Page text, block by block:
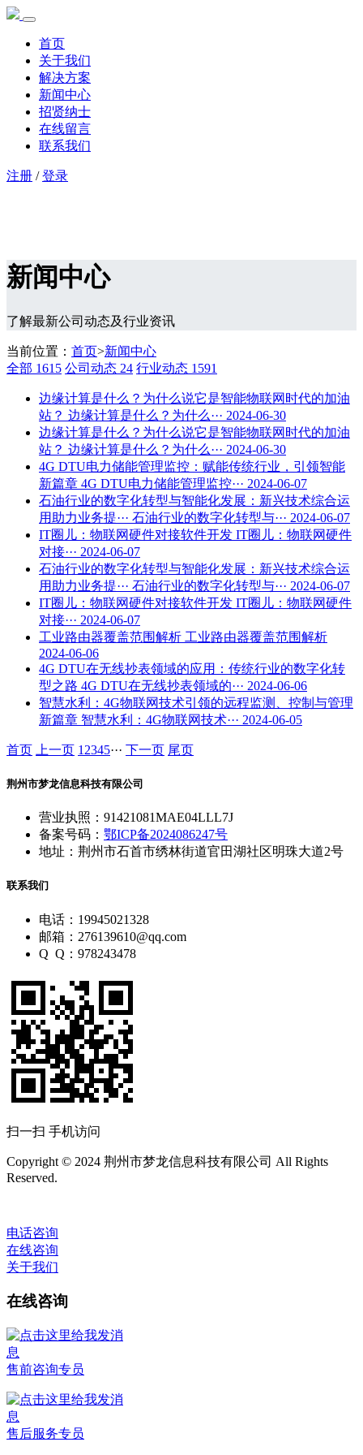
首页
关于我们
解决方案
新闻中心
招贤纳士
在线留言
联系我们
注册 /登录
新闻中心
了解最新公司动态及行业资讯
当前位置： 首页>新闻中心
全部 1615 公司动态 24 行业动态 1591
边缘计算是什么？为什么说它是智能物联网时代的加油
站？ 边缘计算是什么？为什么··· 2024-06-30
边缘计算是什么？为什么说它是智能物联网时代的加油
站？ 边缘计算是什么？为什么··· 2024-06-30
4G DTU电力储能管理监控：赋能传统行业，引领智能
新篇章 4G DTU电力储能管理监控··· 2024-06-07
石油行业的数字化转型与智能化发展：新兴技术综合运
用助力业务提··· 石油行业的数字化转型与··· 2024-06-07
IT圈儿：物联网硬件对接软件开发 IT圈儿：物联网硬件
对接··· 2024-06-07
石油行业的数字化转型与智能化发展：新兴技术综合运
用助力业务提··· 石油行业的数字化转型与··· 2024-06-07
IT圈儿：物联网硬件对接软件开发 IT圈儿：物联网硬件
对接··· 2024-06-07
工业路由器覆盖范围解析 工业路由器覆盖范围解析
2024-06-06
4G DTU在无线抄表领域的应用：传统行业的数字化转
型之路 4G DTU在无线抄表领域的··· 2024-06-06
智慧水利：4G物联网技术引领的远程监测、控制与管理
新篇章 智慧水利：4G物联网技术··· 2024-06-05
首页 上一页 1 2345··· 下一页 尾页
荆州市梦龙信息科技有限公司
营业执照：91421081MAE04LLL7J
备案号码： 鄂ICP备2024086247号
地址：荆州市石首市绣林街道官田湖社区明珠大道2号
联系我们
电话：19945021328
邮箱：276139610@qq.com
Q Q：978243478
扫一扫 手机访问
Copyright © 2024 荆州市梦龙信息科技有限公司 All Rights
Reserved.
电话咨询
在线咨询
关于我们
在线咨询
售前咨询专员
售后服务专员